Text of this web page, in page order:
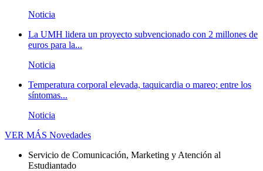
Noticia
La UMH lidera un proyecto subvencionado con 2 millones de
euros para la...
Noticia
Temperatura corporal elevada, taquicardia o mareo; entre los
síntomas...
Noticia
VER MÁS Novedades
Servicio de Comunicación, Marketing y Atención al
Estudiantado